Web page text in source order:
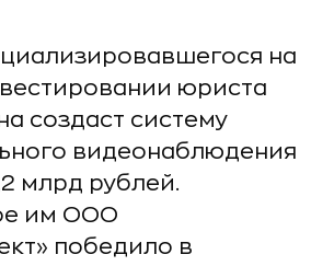
на
юриста
создаст систему
видеонаблюдения
млрд рублей.
им ООО
победило в